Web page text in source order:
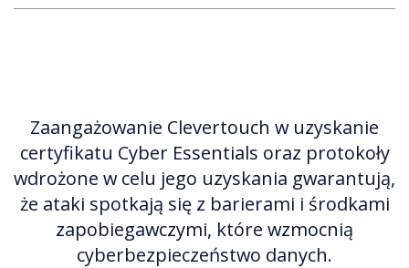
Zaangażowanie Clevertouch w uzyskanie
certyfikatu Cyber Essentials oraz protokoły
wdrożone w celu jego uzyskania gwarantują,
że ataki spotkają się z barierami i środkami
zapobiegawczymi, które wzmocnią
cyberbezpieczeństwo danych.